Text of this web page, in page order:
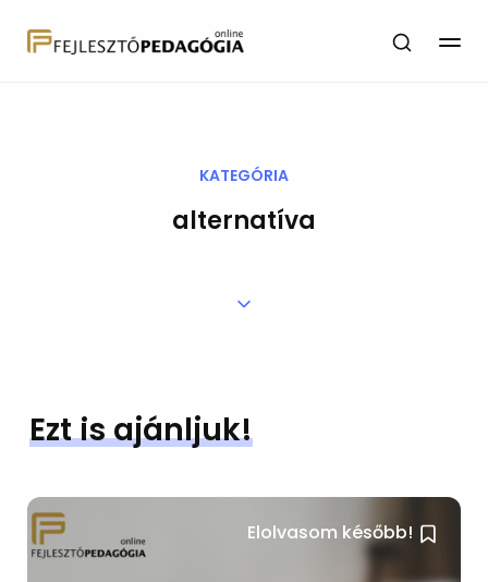
KATEGÓRIA
alternatíva
Ezt is ajánljuk!
Elolvasom később!